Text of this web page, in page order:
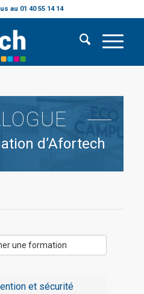
au 01 40 55 14 14
d’Afortech
une formation
et sécurité